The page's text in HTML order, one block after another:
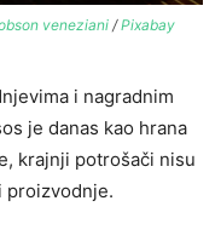
veneziani /Pixabay
i nagradnim
je danas kao hrana
krajnji potrošači nisu
proizvodnje.